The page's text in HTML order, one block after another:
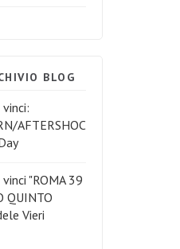
BLOG
AFTERSHOC
"ROMA 39
QUINTO
Vieri